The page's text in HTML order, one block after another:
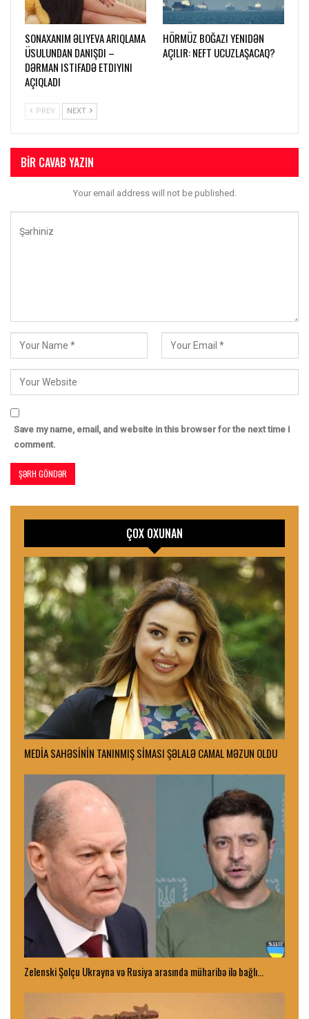
SONAXANIM ƏLIYEVA ARIQLAMA
ÜSULUNDAN DANIŞDI –
DƏRMAN ISTIFADƏ ETDIYINI
AÇIQLADI
HÖRMÜZ BOĞAZI YENIDƏN
AÇILIR: NEFT UCUZLAŞACAQ?
PREV NEXT
BIR CAVAB YAZIN
Your email address will not be published.
Save my name, email, and website in this browser for the next time I
comment.
ÇOX OXUNAN
MEDİA SAHƏSİNİN TANINMIŞ SİMASI ŞƏLALƏ CAMAL MƏZUN OLDU
Zelenski Şolçu Ukrayna və Rusiya arasında müharibə ilə bağlı…